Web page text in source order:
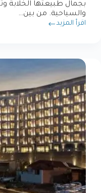
بجمال طبيعتها الخلابة
والسياحية. من بين…
اقرأ المزيد